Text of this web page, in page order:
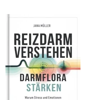
sich dein Alltag
erlebst
in deine Fähigkeit,
bist, Frust und
den Stolz zu spüren,
gekommen, den